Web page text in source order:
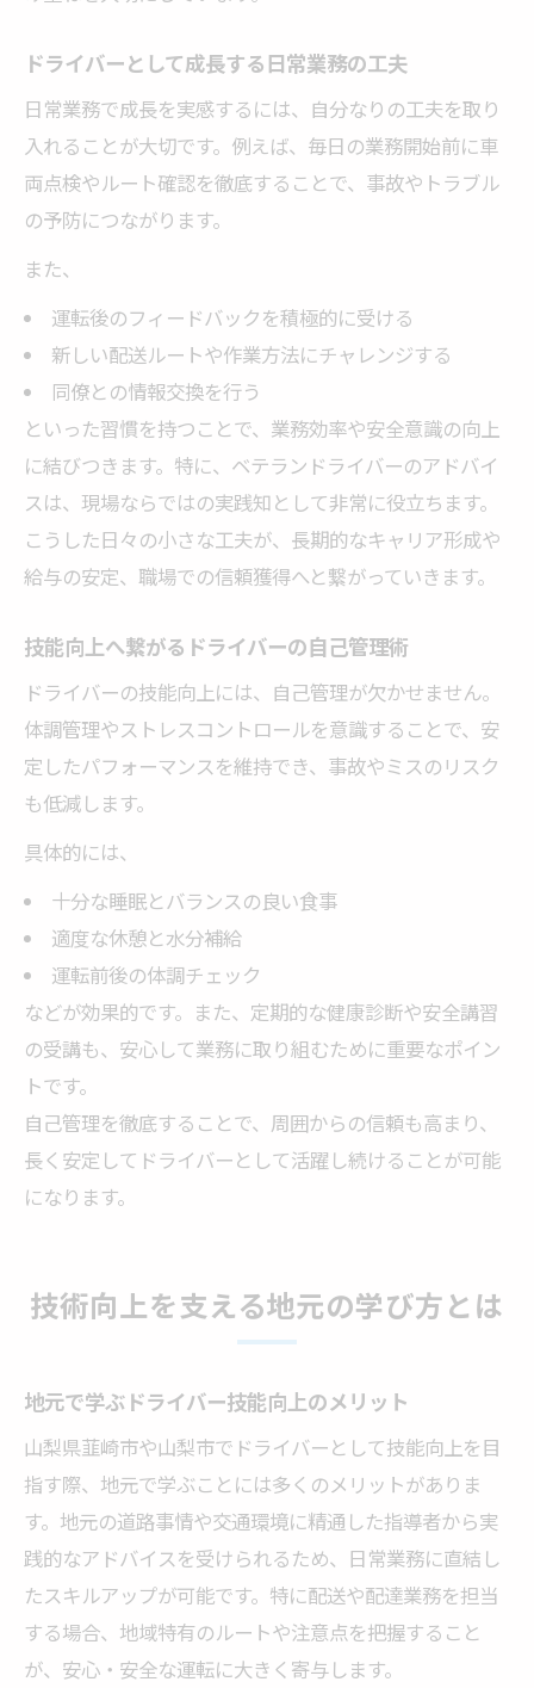
ドライバーとして成長する日常業務の工夫
日常業務で成長を実感するには、自分なりの工夫を取り
入れることが大切です。例えば、毎日の業務開始前に車
両点検やルート確認を徹底することで、事故やトラブル
の予防につながります。
また、
運転後のフィードバックを積極的に受ける
新しい配送ルートや作業方法にチャレンジする
同僚との情報交換を行う
といった習慣を持つことで、業務効率や安全意識の向上
に結びつきます。特に、ベテランドライバーのアドバイ
スは、現場ならではの実践知として非常に役立ちます。
こうした日々の小さな工夫が、長期的なキャリア形成や
給与の安定、職場での信頼獲得へと繋がっていきます。
技能向上へ繋がるドライバーの自己管理術
ドライバーの技能向上には、自己管理が欠かせません。
体調管理やストレスコントロールを意識することで、安
定したパフォーマンスを維持でき、事故やミスのリスク
も低減します。
具体的には、
十分な睡眠とバランスの良い食事
適度な休憩と水分補給
運転前後の体調チェック
などが効果的です。また、定期的な健康診断や安全講習
の受講も、安心して業務に取り組むために重要なポイン
トです。
自己管理を徹底することで、周囲からの信頼も高まり、
長く安定してドライバーとして活躍し続けることが可能
になります。
技術向上を支える地元の学び方とは
地元で学ぶドライバー技能向上のメリット
山梨県韮崎市や山梨市でドライバーとして技能向上を目
指す際、地元で学ぶことには多くのメリットがありま
す。地元の道路事情や交通環境に精通した指導者から実
践的なアドバイスを受けられるため、日常業務に直結し
たスキルアップが可能です。特に配送や配達業務を担当
する場合、地域特有のルートや注意点を把握すること
が、安心・安全な運転に大きく寄与します。